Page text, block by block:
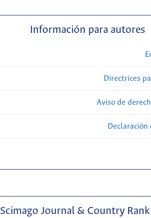
Información para autores
Directrices
Aviso de
Scimago Journal & Country Rank